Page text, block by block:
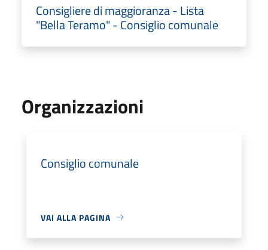
Consigliere di maggioranza - Lista
"Bella Teramo" - Consiglio comunale
Organizzazioni
Consiglio comunale
VAI ALLA PAGINA